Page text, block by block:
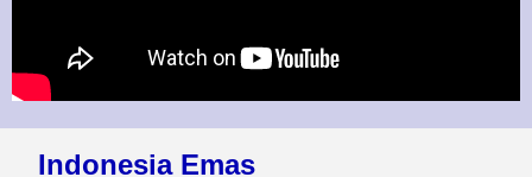
Indonesia Emas